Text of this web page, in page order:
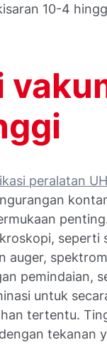
10-4
peralatan
auger,
pemindaian,
untuk
tertentu.
tekanan